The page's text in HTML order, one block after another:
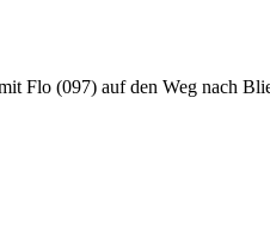
Flo (097) auf den Weg nach